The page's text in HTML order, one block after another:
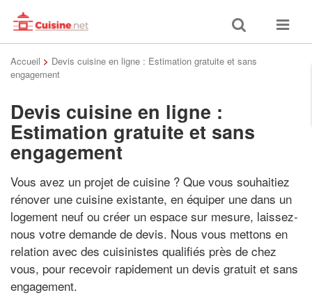
Toggle
search
Toggle
Accueil > Devis cuisine en ligne : Estimation gratuite et sans
engagement
Devis cuisine en ligne :
Estimation gratuite et sans
engagement
Vous avez un projet de cuisine ? Que vous souhaitiez
rénover une cuisine existante, en équiper une dans un
logement neuf ou créer un espace sur mesure, laissez-
nous votre demande de devis. Nous vous mettons en
relation avec des cuisinistes qualifiés près de chez
vous, pour recevoir rapidement un devis gratuit et sans
engagement.